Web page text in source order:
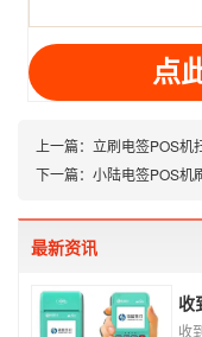
址
上一篇： 立刷电签POS机
下一篇： 小陆电签POS机
最新资讯
收